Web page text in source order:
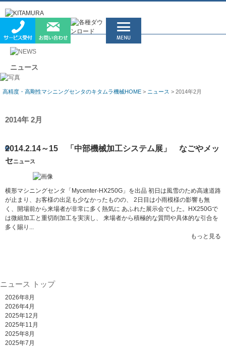
ニュース
高精度・高剛性マシニングセンタのキタムラ機械HOME > ニュース > 2014年2月
2014年 2月
2014.2.14～15 「中部機械加工システム展」 なごやメッ
セニュース
横形マシニングセンタ「Mycenter-HX250G」を出品 初日は風雪のため高速道路
が止まり、お客様の出足も少なかったものの、 2日目は小雨模様の影響も無
く、開場前から来場者が非常に多く熱気に あふれた展示会でした。HX250Gで
は微細加工と重切削加工を実演し、 来場者から積極的な質問や具体的な引合を
多く賜り...
もっと見る
ニュース トップ
2026年8月
2026年4月
2025年12月
2025年11月
2025年8月
2025年7月